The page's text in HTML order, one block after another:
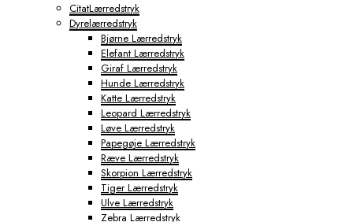
CitatLærredstryk
Dyrelærredstryk
Bjørne Lærredstryk
Elefant Lærredstryk
Giraf Lærredstryk
Hunde Lærredstryk
Katte Lærredstryk
Leopard Lærredstryk
Løve Lærredstryk
Papegøje Lærredstryk
Ræve Lærredstryk
Skorpion Lærredstryk
Tiger Lærredstryk
Ulve Lærredstryk
Zebra Lærredstryk